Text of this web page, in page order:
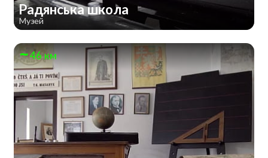
Радянська школа
Музей
46 км